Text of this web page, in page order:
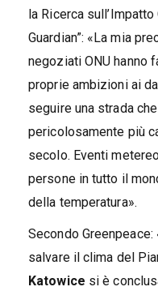
la Ricerca
Guardian”: «La mia
negoziati ONU hanno
proprie ambizioni ai
seguire una strada
pericolosamente più
secolo. Eventi
persone in tutto il
della temperatura».
Secondo
salvare il clima del
Katowice si è